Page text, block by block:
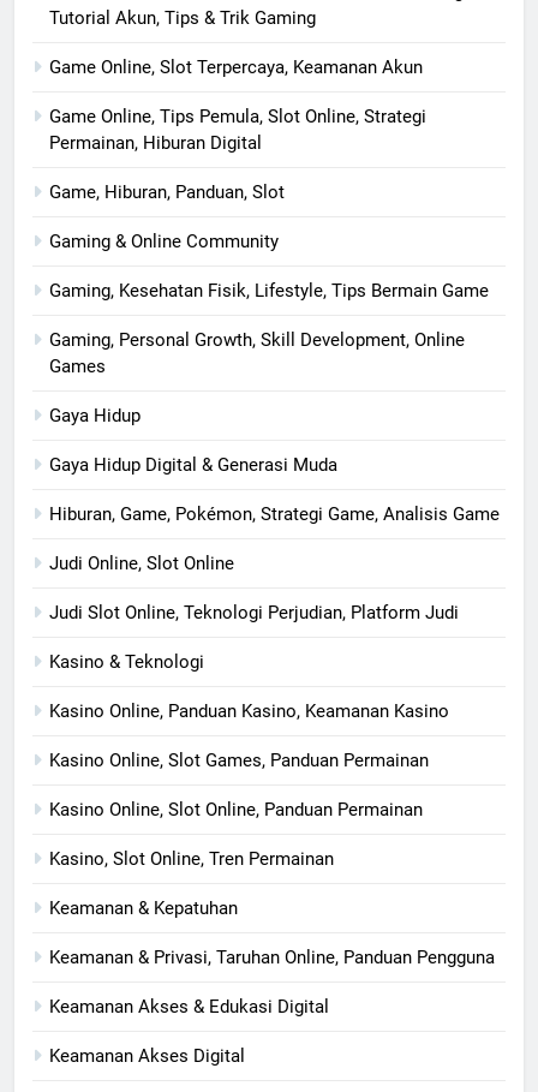
Tutorial Akun, Tips & Trik Gaming
Game Online, Slot Terpercaya, Keamanan Akun
Game Online, Tips Pemula, Slot Online, Strategi
Permainan, Hiburan Digital
Game, Hiburan, Panduan, Slot
Gaming & Online Community
Gaming, Kesehatan Fisik, Lifestyle, Tips Bermain Game
Gaming, Personal Growth, Skill Development, Online
Games
Gaya Hidup
Gaya Hidup Digital & Generasi Muda
Hiburan, Game, Pokémon, Strategi Game, Analisis Game
Judi Online, Slot Online
Judi Slot Online, Teknologi Perjudian, Platform Judi
Kasino & Teknologi
Kasino Online, Panduan Kasino, Keamanan Kasino
Kasino Online, Slot Games, Panduan Permainan
Kasino Online, Slot Online, Panduan Permainan
Kasino, Slot Online, Tren Permainan
Keamanan & Kepatuhan
Keamanan & Privasi, Taruhan Online, Panduan Pengguna
Keamanan Akses & Edukasi Digital
Keamanan Akses Digital